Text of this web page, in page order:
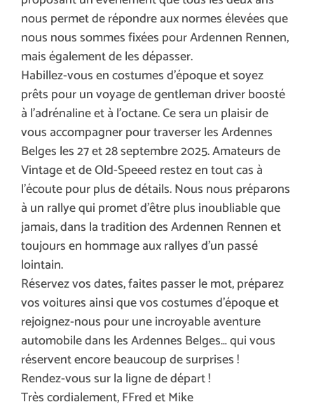
nous permet de répondre aux normes élevées que
nous nous sommes fixées pour Ardennen Rennen,
mais également de les dépasser.
Habillez-vous en costumes d’époque et soyez
prêts pour un voyage de gentleman driver boosté
à l’adrénaline et à l’octane. Ce sera un plaisir de
vous accompagner pour traverser les Ardennes
Belges les 27 et 28 septembre 2025. Amateurs de
Vintage et de Old-Speeed restez en tout cas à
l’écoute pour plus de détails. Nous nous préparons
à un rallye qui promet d’être plus inoubliable que
jamais, dans la tradition des Ardennen Rennen et
toujours en hommage aux rallyes d’un passé
lointain.
Réservez vos dates, faites passer le mot, préparez
vos voitures ainsi que vos costumes d’époque et
rejoignez-nous pour une incroyable aventure
automobile dans les Ardennes Belges… qui vous
réservent encore beaucoup de surprises !
Rendez-vous sur la ligne de départ !
Très cordialement, FFred et Mike